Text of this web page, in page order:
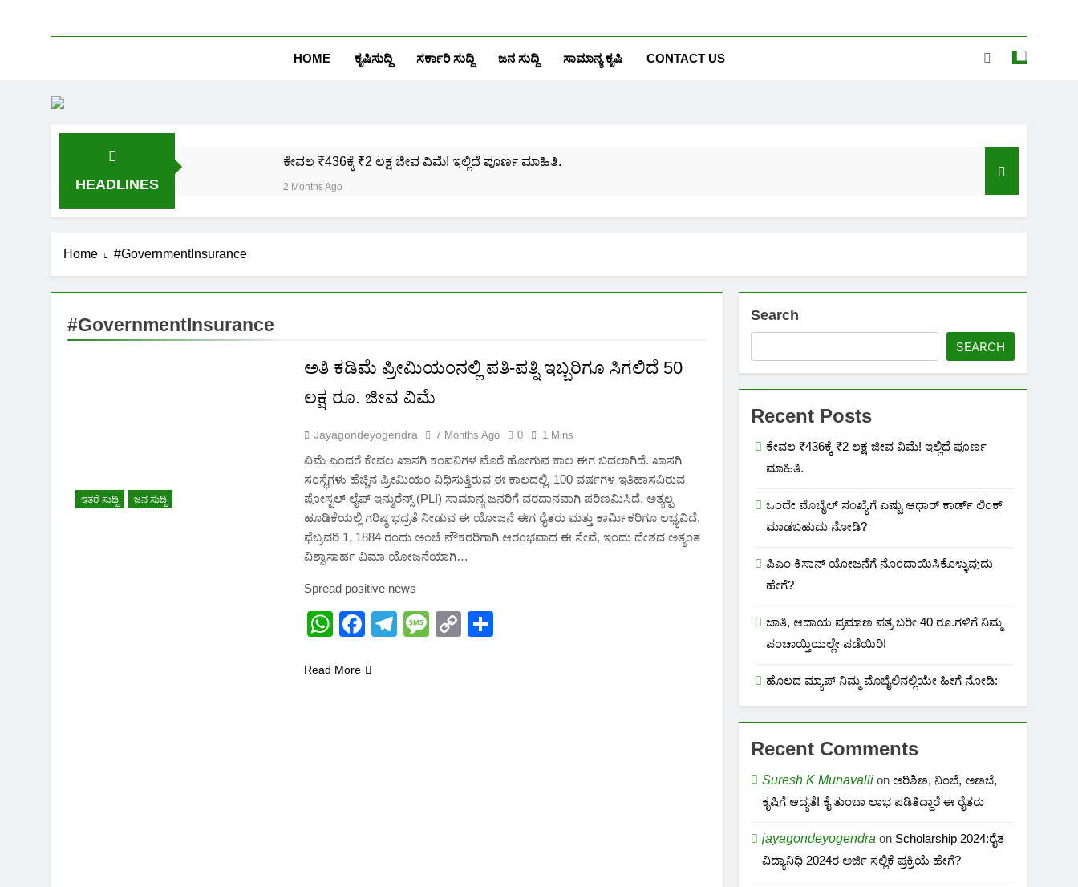
HOME ಕೃಷಿಸುದ್ದಿ ಸರ್ಕಾರಿ ಸುದ್ದಿ ಜನ ಸುದ್ದಿ ಸಾಮಾನ್ಯ ಕೃಷಿ CONTACT US
HEADLINES
ಕೇವಲ ₹436ಕ್ಕೆ ₹2 ಲಕ್ಷ ಜೀವ ವಿಮೆ! ಇಲ್ಲಿದೆ ಪೂರ್ಣ ಮಾಹಿತಿ.
2 Months Ago
ಜಾತಿ, ಆದಾಯ ಪ್ರಮಾಣ ಪತ್ರ ಬರೀ 40 ರೂ.ಗಳಿಗೆ ನಿಮ್ಮ ಪಂಚಾಯ್ತಿಯಲ್ಲೇ ಪಡೆಯಿರಿ!
2 Months Ago
ನಿಮ್ಮ ಆಧಾರ್ ಕಾರ್ಡ್‌ಗೆ ಎಷ್ಟು ಮೊಬೈಲ್ ನಂಬರ ಲಿಂಕ್ ಇದೆ ಗೊತ್ತಾ!
2 Months Ago
Home #GovernmentInsurance
#GovernmentInsurance
ಇತರೆ ಸುದ್ದಿ ಜನ ಸುದ್ದಿ
ಅತಿ ಕಡಿಮೆ ಪ್ರೀಮಿಯಂನಲ್ಲಿ ಪತಿ-ಪತ್ನಿ ಇಬ್ಬರಿಗೂ ಸಿಗಲಿದೆ 50
ಲಕ್ಷ ರೂ. ಜೀವ ವಿಮೆ
Jayagondeyogendra 7 Months Ago 0 1 Mins
ವಿಮೆ ಎಂದರೆ ಕೇವಲ ಖಾಸಗಿ ಕಂಪನಿಗಳ ಮೊರೆ ಹೋಗುವ ಕಾಲ ಈಗ ಬದಲಾಗಿದೆ. ಖಾಸಗಿ
ಸಂಸ್ಥೆಗಳು ಹೆಚ್ಚಿನ ಪ್ರೀಮಿಯಂ ವಿಧಿಸುತ್ತಿರುವ ಈ ಕಾಲದಲ್ಲಿ, 100 ವರ್ಷಗಳ ಇತಿಹಾಸವಿರುವ
ಪೋಸ್ಟಲ್ ಲೈಫ್ ಇನ್ಶುರೆನ್ಸ್ (PLI) ಸಾಮಾನ್ಯ ಜನರಿಗೆ ವರದಾನವಾಗಿ ಪರಿಣಮಿಸಿದೆ. ಅತ್ಯಲ್ಪ
ಹೂಡಿಕೆಯಲ್ಲಿ ಗರಿಷ್ಠ ಭದ್ರತೆ ನೀಡುವ ಈ ಯೋಜನೆ ಈಗ ರೈತರು ಮತ್ತು ಕಾರ್ಮಿಕರಿಗೂ ಲಭ್ಯವಿದೆ.
ಫೆಬ್ರವರಿ 1, 1884 ರಂದು ಅಂಚೆ ನೌಕರರಿಗಾಗಿ ಆರಂಭವಾದ ಈ ಸೇವೆ, ಇಂದು ದೇಶದ ಅತ್ಯಂತ
ವಿಶ್ವಾಸಾರ್ಹ ವಿಮಾ ಯೋಜನೆಯಾಗಿ…
Spread positive news
WhatsApp
Facebook
Telegram
Message
Copy
Read More
Search
SEARCH
Recent Posts
ಕೇವಲ ₹436ಕ್ಕೆ ₹2 ಲಕ್ಷ ಜೀವ ವಿಮೆ! ಇಲ್ಲಿದೆ ಪೂರ್ಣ
ಮಾಹಿತಿ.
ಒಂದೇ ಮೊಬೈಲ್ ಸಂಖ್ಯೆಗೆ ಎಷ್ಟು ಆಧಾರ್ ಕಾರ್ಡ್ ಲಿಂಕ್
ಮಾಡಬಹುದು ನೋಡಿ?
ಪಿಎಂ ಕಿಸಾನ್ ಯೋಜನೆಗೆ ನೊಂದಾಯಿಸಿಕೊಳ್ಳುವುದು
ಹೇಗೆ?
ಜಾತಿ, ಆದಾಯ ಪ್ರಮಾಣ ಪತ್ರ ಬರೀ 40 ರೂ.ಗಳಿಗೆ ನಿಮ್ಮ
ಪಂಚಾಯ್ತಿಯಲ್ಲೇ ಪಡೆಯಿರಿ!
ಹೊಲದ ಮ್ಯಾಪ್ ನಿಮ್ಮ ಮೊಬೈಲಿನಲ್ಲಿಯೇ ಹೀಗೆ ನೋಡಿ:
Recent Comments
Suresh K Munavalli onಅರಿಶಿಣ, ನಿಂಬೆ, ಅಣಬೆ,
ಕೃಷಿಗೆ ಆದ್ಯತೆ! ಕೈ ತುಂಬಾ ಲಾಭ ಪಡಿತಿದ್ದಾರೆ ಈ ರೈತರು
jayagondeyogendra on Scholarship 2024:ರೈತ
ವಿದ್ಯಾನಿಧಿ 2024ರ ಅರ್ಜಿ ಸಲ್ಲಿಕೆ ಪ್ರಕ್ರಿಯೆ ಹೇಗೆ?